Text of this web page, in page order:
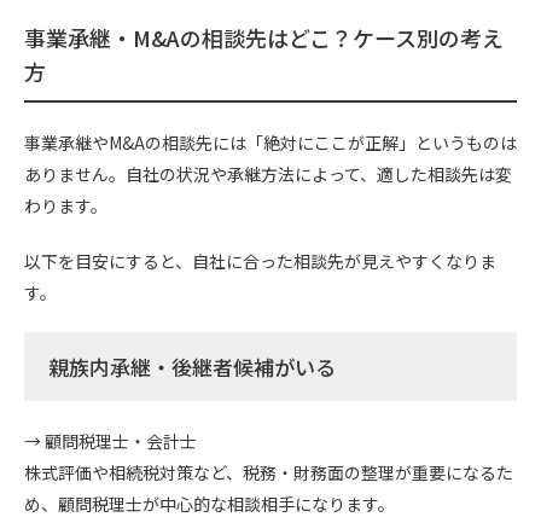
事業承継・M&Aの相談先はどこ？ケース別の考え
方
事業承継やM&Aの相談先には「絶対にここが正解」というものは
ありません。自社の状況や承継方法によって、適した相談先は変
わります。
以下を目安にすると、自社に合った相談先が見えやすくなりま
す。
親族内承継・後継者候補がいる
→ 顧問税理士・会計士
株式評価や相続税対策など、税務・財務面の整理が重要になるた
め、顧問税理士が中心的な相談相手になります。